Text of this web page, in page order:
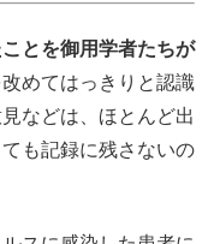
とを御用学者たちが
めてはっきりと認識
などは、ほとんど出
も記録に残さないの